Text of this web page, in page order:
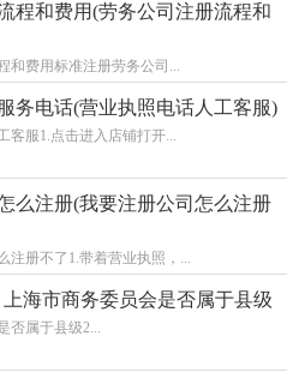
程和费用(劳务公司注册流程和
和费用标准注册劳务公司...
务电话(营业执照电话人工客服)
客服1.点击进入店铺打开...
么注册(我要注册公司怎么注册
注册不了1.带着营业执照，...
海市商务委员会是否属于县级
否属于县级2...